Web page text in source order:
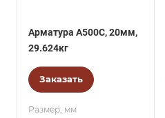
Арматура А500С, 20мм,
29.624кг
Заказать
Размер, мм